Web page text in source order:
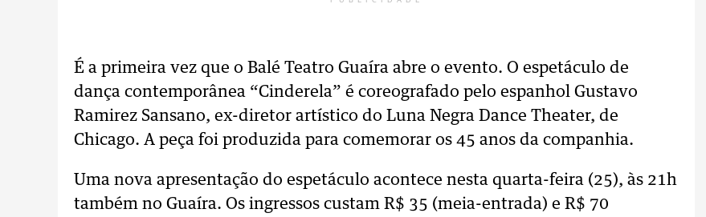
É a primeira vez que o Balé Teatro Guaíra abre o evento. O espetáculo de
dança contemporânea “Cinderela” é coreografado pelo espanhol Gustavo
Ramirez Sansano, ex-diretor artístico do Luna Negra Dance Theater, de
Chicago. A peça foi produzida para comemorar os 45 anos da companhia.
Uma nova apresentação do espetáculo acontece nesta quarta-feira (25), às 21h
também no Guaíra. Os ingressos custam R$ 35 (meia-entrada) e R$ 70